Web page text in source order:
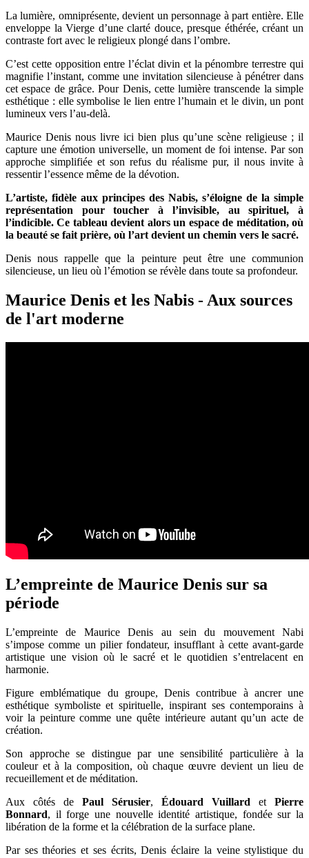
La lumière, omniprésente, devient un personnage à part entière. Elle
enveloppe la Vierge d’une clarté douce, presque éthérée, créant un
contraste fort avec le religieux plongé dans l’ombre.
C’est cette opposition entre l’éclat divin et la pénombre terrestre qui
magnifie l’instant, comme une invitation silencieuse à pénétrer dans
cet espace de grâce. Pour Denis, cette lumière transcende la simple
esthétique : elle symbolise le lien entre l’humain et le divin, un pont
lumineux vers l’au-delà.
Maurice Denis nous livre ici bien plus qu’une scène religieuse ; il
capture une émotion universelle, un moment de foi intense. Par son
approche simplifiée et son refus du réalisme pur, il nous invite à
ressentir l’essence même de la dévotion.
L’artiste, fidèle aux principes des Nabis, s’éloigne de la simple
représentation pour toucher à l’invisible, au spirituel, à
l’indicible. Ce tableau devient alors un espace de méditation, où
la beauté se fait prière, où l’art devient un chemin vers le sacré.
Denis nous rappelle que la peinture peut être une communion
silencieuse, un lieu où l’émotion se révèle dans toute sa profondeur.
Maurice Denis et les Nabis - Aux sources
de l'art moderne
L’empreinte de Maurice Denis sur sa
période
L’empreinte de Maurice Denis au sein du mouvement Nabi
s’impose comme un pilier fondateur, insufflant à cette avant-garde
artistique une vision où le sacré et le quotidien s’entrelacent en
harmonie.
Figure emblématique du groupe, Denis contribue à ancrer une
esthétique symboliste et spirituelle, inspirant ses contemporains à
voir la peinture comme une quête intérieure autant qu’un acte de
création.
Son approche se distingue par une sensibilité particulière à la
couleur et à la composition, où chaque œuvre devient un lieu de
recueillement et de méditation.
Aux côtés de Paul Sérusier, Édouard Vuillard et Pierre
Bonnard, il forge une nouvelle identité artistique, fondée sur la
libération de la forme et la célébration de la surface plane.
Par ses théories et ses écrits, Denis éclaire la veine stylistique du